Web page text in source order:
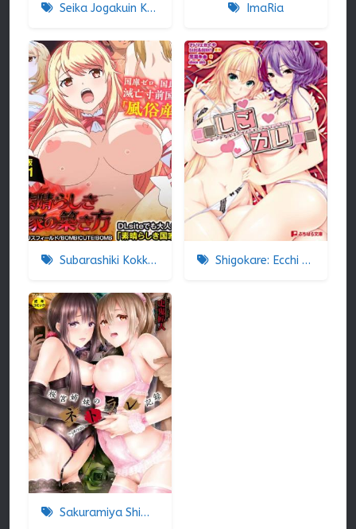
Seika Jogakuin Koutoubu Kounin Sao Oji-san ImaRia
Subarashiki Kokka No Kizuki-kata Shigokare: Ecchi na Joshi Daisei to Doki x2 Love Lesson!! The Animation
Sakuramiya Shimai no Netorare Kiroku